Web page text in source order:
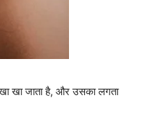
खा जाता है, और उसका लगता